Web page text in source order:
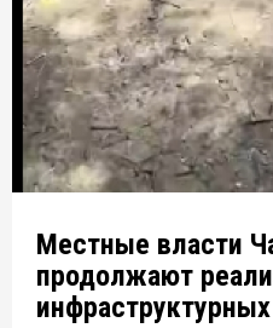
Местные власти
продолжают